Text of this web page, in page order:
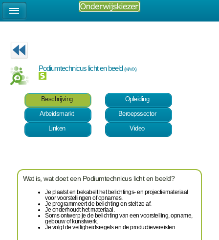
Podiumtechnicus licht en beeld(M/V/X)
Beschrijving
Opleiding
Arbeidsmarkt
Beroepssector
Linken
Video
Wat is, wat doet een Podiumtechnicus licht en beeld?
Je plaatst en bekabelt het belichtings- en projectiemateriaal
voor voorstellingen of opnames.
Je programmeert de belichting en stelt ze af.
Je onderhoudt het materiaal.
Soms ontwerp je de belichting van een voorstelling, opname,
gebouw of kunstwerk.
Je volgt de veiligheidsregels en de productievereisten.